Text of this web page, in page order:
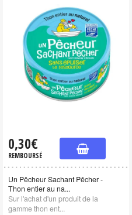
0,30€
REMBOURSÉ
Un Pêcheur Sachant Pêcher -
Thon entier au na...
Sur l'achat d'un produit de la
gamme thon ent...